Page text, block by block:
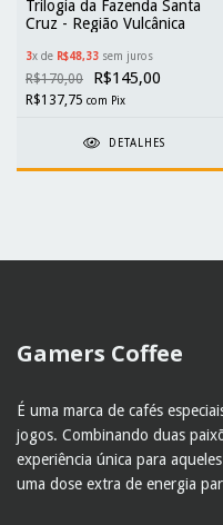
Trilogia da Fazenda Santa
Cruz - Região Vulcânica
3x de R$48,33 sem juros
R$170,00 R$145,00
R$137,75 com Pix
DETALHES
Gamers Coffee
É uma marca de cafés
jogos. Combinando duas
experiência única para
uma dose extra de energia